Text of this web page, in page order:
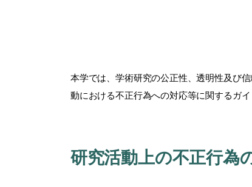
本学では、学術研究の公正性、透明性及び
動における不正行為への対応等に関するガ
研究活動上の不正行為